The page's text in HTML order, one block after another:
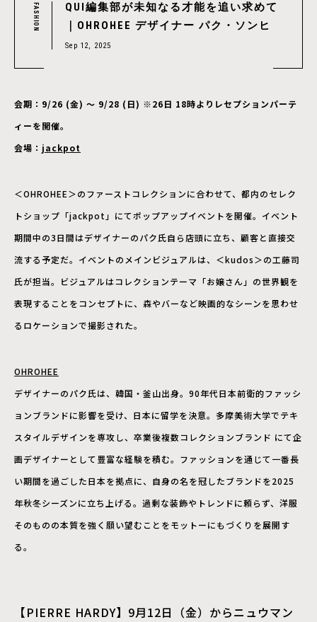
FASHION
QUI編集部が未知なる才能を追い求めて
｜OHROHEE デザイナー パク・ソンヒ
Sep 12, 2025
会期：9/26 (金) ～ 9/28 (日) ※26日 18時よりレセプションパーテ
ィーを開催。
会場： jackpot
＜OHROHEE＞のファーストコレクションに合わせて、都内のセレク
トショップ「jackpot」にてポップアップイベントを開催。イベント
期間中の3日間はデザイナーのパク氏自ら店頭に立ち、顧客と直接交
流する予定だ。イベントのメインビジュアルは、＜kudos＞の工藤司
氏が担当。ビジュアルはコレクションテーマ「お嬢さん」の世界観を
表現することをコンセプトに、森やバーなど映画的なシーンを思わせ
るロケーションで撮影された。
OHROHEE
デザイナーのパク氏は、韓国・釜山出身。90年代日本前衛的ファッシ
ョンブランドに影響を受け、日本に留学を決意。多摩美術大学でテキ
スタイルデザインを専攻し、卒業後複数コレクションブランド にて企
画デザイナーとして豊富な経験を積む。ファッションを通じて一番長
い期間を過ごした日本を拠点に、自身の名を冠したブランドを2025
年秋冬シーズンに立ち上げる。過剰な装飾やトレンドに頼らず、洋服
そのものの本質を強く願い望むことをモットーにもづくりを展開す
る。
【PIERRE HARDY】9月12日（金）からニュウマン